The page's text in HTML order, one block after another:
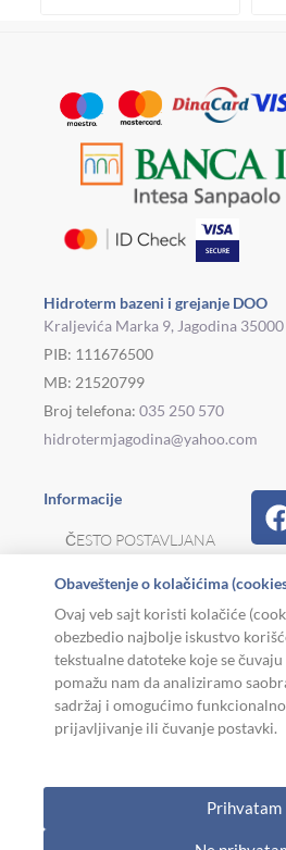
Hidroterm bazeni i grejanje DOO
Kraljevića Marka 9, Jagodina 35000
PIB: 111676500
MB: 21520799
Broj telefona: 035 250 570
hidrotermjagodina@yahoo.com
Informacije
ČESTO POSTAVLJANA
REKLAMACIJE I
POVRAT ROBE
USLOVI KORIŠĆENJA
Copyright © 2026.
Obaveštenje o kolačićima
Ovaj veb sajt koristi kolačiće
obezbedio najbolje iskustvo
tekstualne datoteke koje se
pomažu nam da analiziramo
sadržaj i omogućimo
prijavljivanje ili čuvanje postavki.
Prihvatam